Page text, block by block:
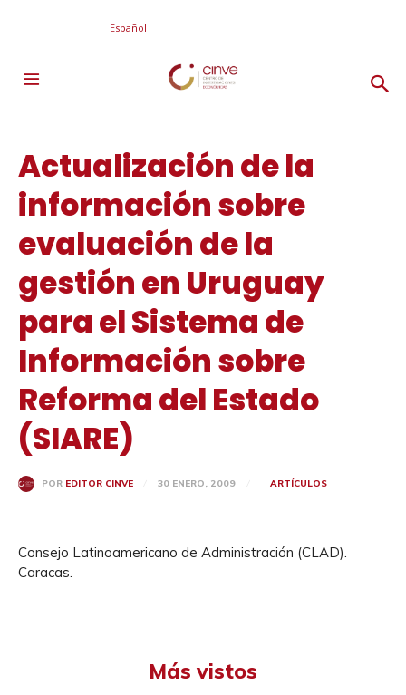
Español
Actualización de la
información sobre
evaluación de la
gestión en Uruguay
para el Sistema de
Información sobre
Reforma del Estado
(SIARE)
POR EDITOR CINVE 30 ENERO, 2009 ARTÍCULOS
Consejo Latinoamericano de Administración (CLAD).
Caracas.
Más vistos